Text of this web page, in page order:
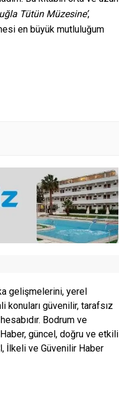
Tütün Müzesine’,
en büyük mutluluğum
gelişmelerini, yerel
konuları güvenilir, tarafsız
Bodrum ve
güncel, doğru ve etkili
İlkeli ve Güvenilir Haber